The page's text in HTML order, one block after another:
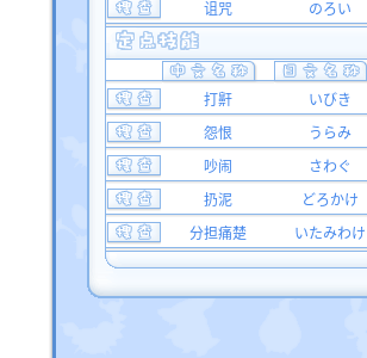
诅咒
のろい
打鼾 いびき
怨恨
うらみ
吵闹
さわぐ
扔泥
どろかけ
分担痛楚
いたみわけ